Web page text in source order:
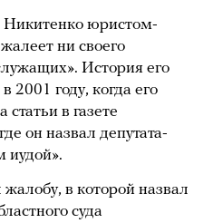
Никитенко юристом-
ни своего
История его
2001 году, когда его
в газете
он назвал депутата-
иудой».
в которой назвал
суда